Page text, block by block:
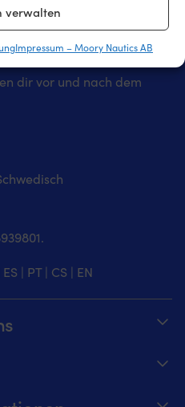
verwalten
Impressum – Moory Nautics AB
4.7 / 5 auf Trustpilot
Versand am selben Tag,
dir vor und nach dem
ES | PT| CS | EN
8 – 20 Uhr.
oder Englisch